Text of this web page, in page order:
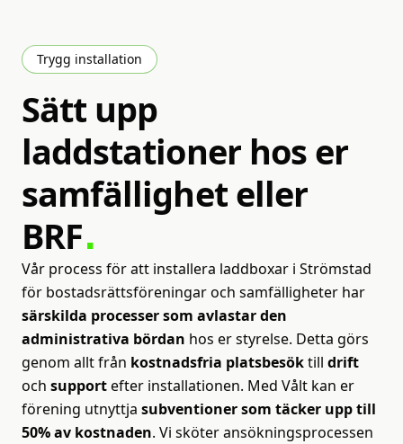
Trygg installation
Sätt upp
laddstationer hoser
samfälligheteller
BRF
Vår process för att installera laddboxar i Strömstad
för bostadsrättsföreningar och samfälligheter har
särskilda processer som avlastar den
administrativa bördan hos er styrelse. Detta görs
genom allt från kostnadsfria platsbesöktill drift
och supportefter installationen. Med Vålt kan er
förening utnyttja subventioner som täcker upp till
50% av kostnaden. Vi sköter ansökningsprocessen